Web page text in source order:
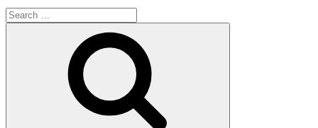
Search
for: